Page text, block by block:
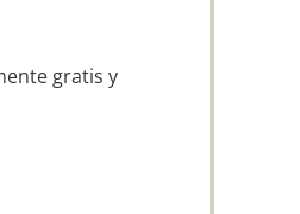
gratis y